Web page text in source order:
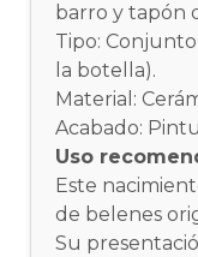
barro y tapón
Tipo:
la botella).
Material:
Acabado:
Uso
Este
de belenes
Su